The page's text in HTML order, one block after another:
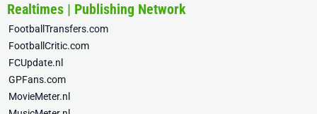
Realtimes | Publishing Network
FootballTransfers.com
FootballCritic.com
FCUpdate.nl
GPFans.com
MovieMeter.nl